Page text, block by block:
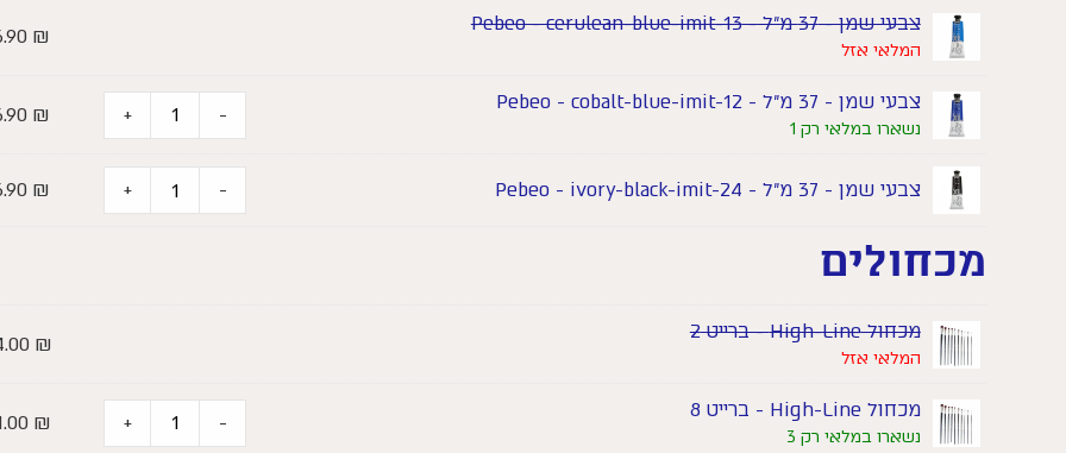
צבעי שמן - 37 מ"ל - Pebeo - cerulean-blue-imit-13
המלאי אזל
₪
צבעי שמן - 37 מ"ל - Pebeo - cobalt-blue-imit-12
נשארו במלאי רק 1
-
+
₪
צבעי שמן - 37 מ"ל - Pebeo - ivory-black-imit-24 -
+
₪
מכחולים
מכחול High-Line - ברייט 2
המלאי אזל
₪
מכחול High-Line - ברייט 8
נשארו במלאי רק 3
-
+
₪